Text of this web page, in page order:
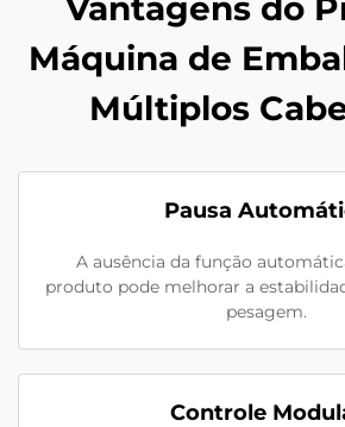
Máquina de
Múltiplos
Pausa
A ausência da função
produto pode melhorar a
pesagem.
Controle